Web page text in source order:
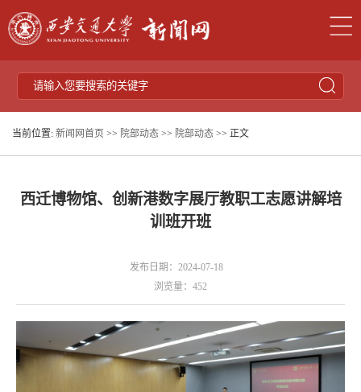
当前位置: 新闻网首页 >> 院部动态 >> 院部动态 >> 正文
西迁博物馆、创新港数字展厅教职工志愿讲解培
训班开班
发布日期：2024-07-18
浏览量： 452